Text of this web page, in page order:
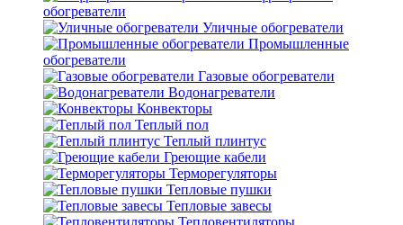
обогреватели
Уличные обогреватели
Промышленные
обогреватели
Газовые обогреватели
Водонагреватели
Конвекторы
Теплый пол
Теплый плинтус
Греющие кабели
Терморегуляторы
Тепловые пушки
Тепловые завесы
Тепловентиляторы